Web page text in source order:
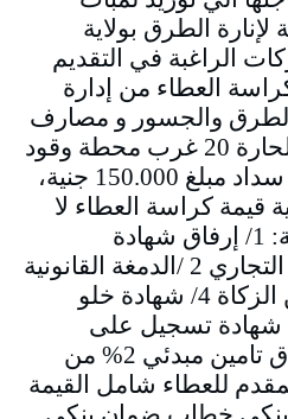
الطرق بولاية
الراغبة في التقديم
العطاء من إدارة
الطرق والجسور و مصارف
المياه بمقرها بالثورة الحارة 20 غرب محطة وقود
النيل شارع الوادي بعد سداد مبلغ 150.000 جنية،
قيمة كراسة العطاء لا
ترد وفق الشروط الاتية: 1/ إرفاق شهادة
التسجيل من المسجل التجاري 2 /الدمغة القانونية
3 /شهادة إبراء ذمة من الزكاة 4/ شهادة خلو
من الضرائب 5/ شهادة تسجيل على
القيمة المضافة 6/ إرفاق تامين مبدئي 2% من
للعطاء شامل القيمة